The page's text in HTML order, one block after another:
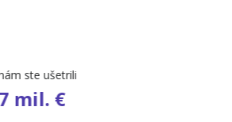
počet ponúk
9 461